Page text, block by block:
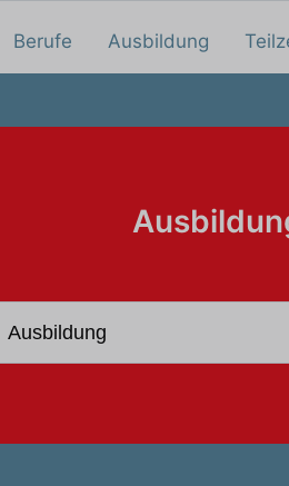
Berufe Ausbildung